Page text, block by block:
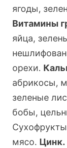
ягоды,
Витамины
яйца,
орехи.
абрикосы,
зеленые
бобы,
мясо. Цинк.